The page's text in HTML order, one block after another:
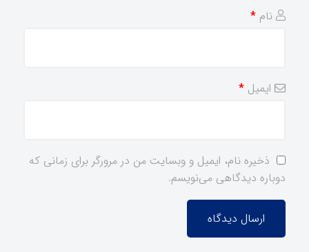
نام *
ایمیل *
ذخیره نام، ایمیل و وبسایت من در مرورگر برای زمانی که
دوباره دیدگاهی می‌نویسم.